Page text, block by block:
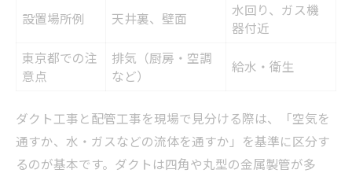
設置場所例 天井裏、壁面
水回り、ガス機
器付近
東京都での注
意点
排気（厨房・空調
など）
給水・衛生
ダクト工事と配管工事を現場で見分ける際は、「空気を
通すか、水・ガスなどの流体を通すか」を基準に区分す
るのが基本です。ダクトは四角や丸型の金属製管が多